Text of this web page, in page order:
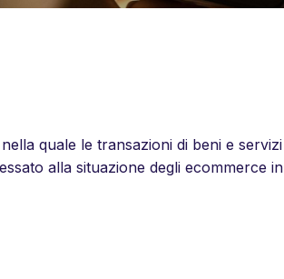
quale le transazioni di beni e servizi
alla situazione degli ecommerce in